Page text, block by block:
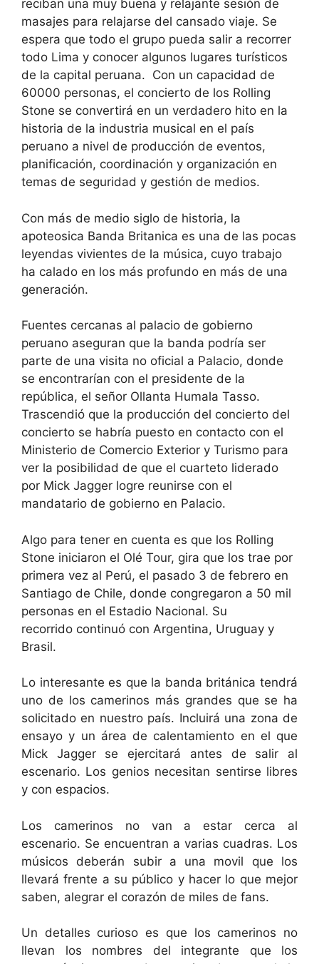
reciban una muy buena y relajante sesión de
masajes para relajarse del cansado viaje. Se
espera que todo el grupo pueda salir a recorrer
todo Lima y conocer algunos lugares turísticos
de la capital peruana. Con un capacidad de
60000 personas, el concierto de los Rolling
Stone se convertirá en un verdadero hito en la
historia de la industria musical en el país
peruano a nivel de producción de eventos,
planificación, coordinación y organización en
temas de seguridad y gestión de medios.
Con más de medio siglo de historia, la
apoteosica Banda Britanica es una de las pocas
leyendas vivientes de la música, cuyo trabajo
ha calado en los más profundo en más de una
generación.
Fuentes cercanas al palacio de gobierno
peruano aseguran que la banda podría ser
parte de una visita no oficial a Palacio, donde
se encontrarían con el presidente de la
república, el señor Ollanta Humala Tasso.
Trascendió que la producción del concierto del
concierto se habría puesto en contacto con el
Ministerio de Comercio Exterior y Turismo para
ver la posibilidad de que el cuarteto liderado
por Mick Jagger logre reunirse con el
mandatario de gobierno en Palacio.
Algo para tener en cuenta es que los Rolling
Stone iniciaron el Olé Tour, gira que los trae por
primera vez al Perú, el pasado 3 de febrero en
Santiago de Chile, donde congregaron a 50 mil
personas en el Estadio Nacional. Su
recorrido continuó con Argentina, Uruguay y
Brasil.
Lo interesante es que la banda británica tendrá
uno de los camerinos más grandes que se ha
solicitado en nuestro país. Incluirá una zona de
ensayo y un área de calentamiento en el que
Mick Jagger se ejercitará antes de salir al
escenario. Los genios necesitan sentirse libres
y con espacios.
Los camerinos no van a estar cerca al
escenario. Se encuentran a varias cuadras. Los
músicos deberán subir a una movil que los
llevará frente a su público y hacer lo que mejor
saben, alegrar el corazón de miles de fans.
Un detalles curioso es que los camerinos no
llevan los nombres del integrante que los